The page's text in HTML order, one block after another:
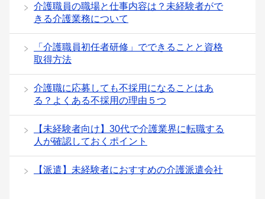
介護職員の職場と仕事内容は？未経験者がで
きる介護業務について
「介護職員初任者研修」でできることと資格
取得方法
介護職に応募しても不採用になることはあ
る？よくある不採用の理由５つ
【未経験者向け】30代で介護業界に転職する
人が確認しておくポイント
【派遣】未経験者におすすめの介護派遣会社